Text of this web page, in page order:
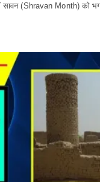
सावन (Shravan Month) को